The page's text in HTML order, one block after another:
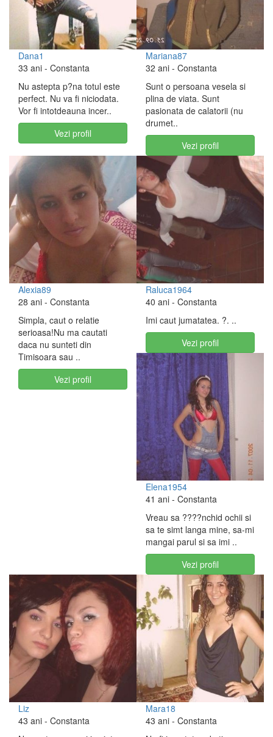
Dana1
33 ani - Constanta
Nu astepta p?na totul este
perfect. Nu va fi niciodata.
Vor fi intotdeauna incer..
Vezi profil
Mariana87
32 ani - Constanta
Sunt o persoana vesela si
plina de viata. Sunt
pasionata de calatorii (nu
drumet..
Vezi profil
Alexia89
28 ani - Constanta
Simpla, caut o relatie
serioasa!Nu ma cautati
daca nu sunteti din
Timisoara sau ..
Vezi profil
Raluca1964
40 ani - Constanta
Imi caut jumatatea. ?. ..
Vezi profil
Elena1954
41 ani - Constanta
Vreau sa ????nchid ochii si
sa te simt langa mine, sa-mi
mangai parul si sa imi ..
Vezi profil
Liz
43 ani - Constanta
Mara18
43 ani - Constanta